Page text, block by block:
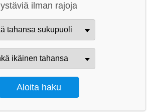
ystäviä ilman rajoja